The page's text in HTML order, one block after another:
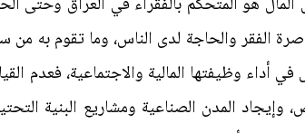
الفقر والحاجة لدى الناس، وما تقوم به
أداء وظيفتها المالية والاجتماعية، فعدم
المدن الصناعية ومشاريع البنية